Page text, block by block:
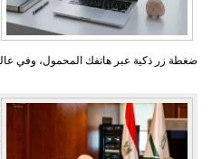
ضغطة زر ذكية عبر هاتفك المحمول، وفي